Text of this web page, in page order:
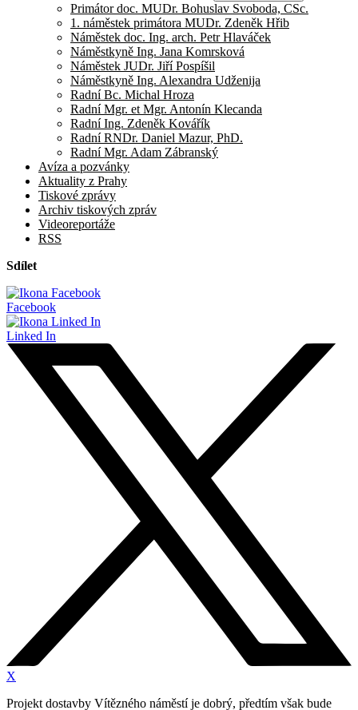
Primátor doc. MUDr. Bohuslav Svoboda, CSc.
1. náměstek primátora MUDr. Zdeněk Hřib
Náměstek doc. Ing. arch. Petr Hlaváček
Náměstkyně Ing. Jana Komrsková
Náměstek JUDr. Jiří Pospíšil
Náměstkyně Ing. Alexandra Udženija
Radní Bc. Michal Hroza
Radní Mgr. et Mgr. Antonín Klecanda
Radní Ing. Zdeněk Kovářík
Radní RNDr. Daniel Mazur, PhD.
Radní Mgr. Adam Zábranský
Avíza a pozvánky
Aktuality z Prahy
Tiskové zprávy
Archiv tiskových zpráv
Videoreportáže
RSS
Sdílet
Facebook
Linked In
X
Projekt dostavby Vítězného náměstí je dobrý, předtím však bude